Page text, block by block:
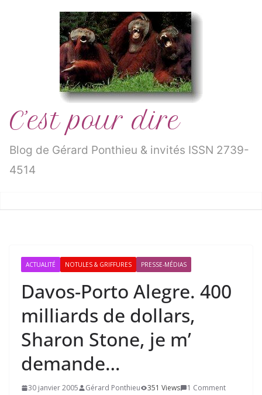
C’est pour dire
Blog de Gérard Ponthieu & invités ISSN 2739-
4514
ACTUALITÉ NOTULES & GRIFFURES PRESSE-MÉDIAS
Davos-Porto Alegre. 400
milliards de dollars,
Sharon Stone, je m’
demande…
30 janvier 2005 Gérard Ponthieu 351 Views 1 Comment